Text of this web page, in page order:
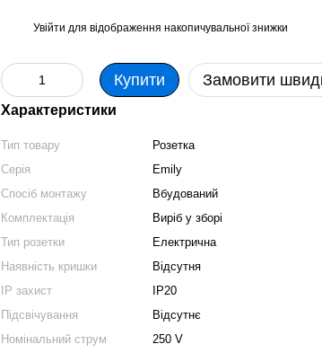
Увійти для відображення накопичувальної знижки
Купити Замовити
Характеристики
Тип товару
Розетка
Серія
Emily
Спосіб монтажу
Вбудований
Комплектація
Виріб у зборі
Тип розетки
Електрична
Наявність кришки
Відсутня
IP захист
IP20
Підсвічування
Відсутнє
Номінальний струм
250 V